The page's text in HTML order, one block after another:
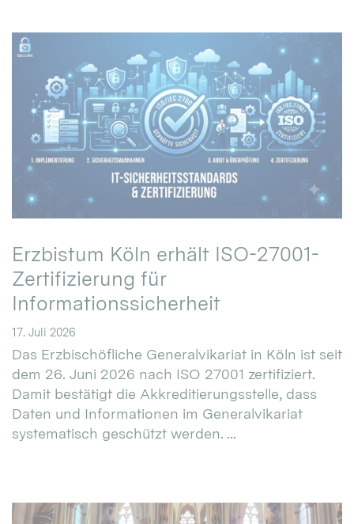
Erzbistum Köln erhält ISO-27001-
Zertifizierung für
Informationssicherheit
17. Juli 2026
Das Erzbischöfliche Generalvikariat in Köln ist seit
dem 26. Juni 2026 nach ISO 27001 zertifiziert.
Damit bestätigt die Akkreditierungsstelle, dass
Daten und Informationen im Generalvikariat
systematisch geschützt werden. ...